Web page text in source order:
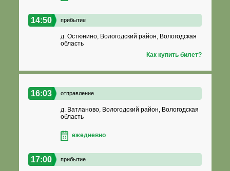
14:50 прибытие
д. Остюнино, Вологодский район, Вологодская
область
Как купить билет?
16:03 отправление
д. Ватланово, Вологодский район, Вологодская
область
ежедневно
17:00 прибытие